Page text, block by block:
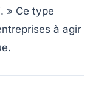
» Ce type
à agir